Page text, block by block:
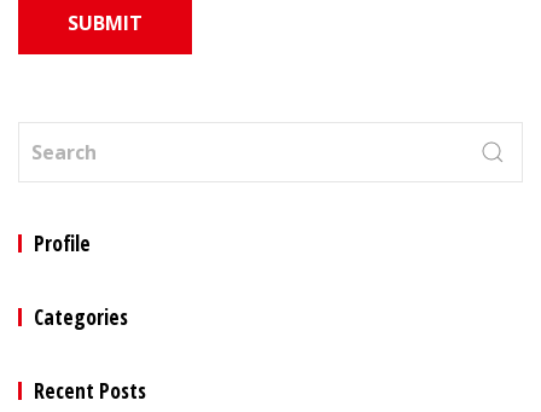
SUBMIT
Profile
Categories
Recent Posts